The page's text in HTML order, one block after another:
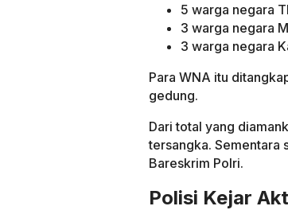
5 warga negara
3 warga negara
3 warga negara
Para WNA itu
gedung.
Dari total yang
tersangka. Sementara
Bareskrim Polri.
Polisi Kejar